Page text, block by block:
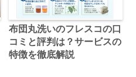
布団丸洗いのフレスコの口
コミと評判は？サービスの
特徴を徹底解説